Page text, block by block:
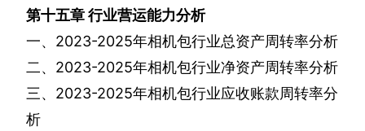
第十五章行业营运能力分析
一、 2023-2025年相机包行业总资产周转率分析
二、 2023-2025年相机包行业净资产周转率分析
三、 2023-2025年相机包行业应收账款周转率分
析